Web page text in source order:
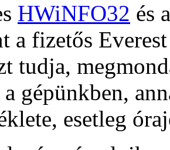
HWiNFO32 és
a fizetős
tudja,
gépünkben,
esetleg